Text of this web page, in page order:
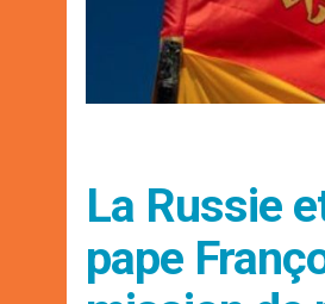
La Russie
pape